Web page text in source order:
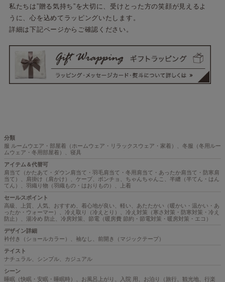
私たちは”贈る気持ち”を大切に、受けとった方の笑顔が見えるよ
うに、心を込めてラッピングいたします。
詳細は下記ページからご確認ください。
分類
服 ルームウエア・部屋着（ホームウェア・リラックスウェア・家着）、冬服（冬用ルー
ムウェア・冬用部屋着）、寝具
アイテム＆代替可
肩当て（かたあて・ダウン肩当て・羽毛肩当て・冬用肩当て・あったか肩当て・防寒肩
当て）、肩掛け（肩かけ）、ケープ、ポンチョ、ちゃんちゃんこ、半纏（半てん・はん
てん）、羽織り物（羽織もの・はおりもの）、上着
セールスポイント
高級、上質、人気、おすすめ、着心地が良い、軽い、あたたかい（暖かい・温かい・あ
ったか・ウォーマー）、冷え取り（冷えとり）、冷え対策（寒さ対策・防寒対策・冷え
防止）、湯冷め 防止、冷房対策、節電（暖房費 節約・節電対策・暖房対策・エコ）
デザイン詳細
衿付き（ショールカラー）、袖なし、前開き（マジックテープ）
テイスト
ナチュラル、シンプル、カジュアル
シーン
睡眠（快眠・安眠・睡眠時）、お風呂上がり、入院 用、お泊り（旅行、観光地、行楽